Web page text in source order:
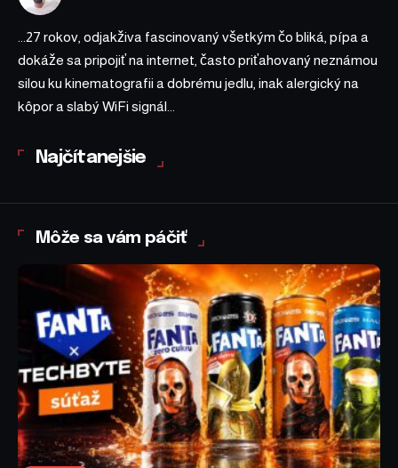
...27 rokov, odjakživa fascinovaný všetkým čo bliká, pípa a
dokáže sa pripojiť na internet, často priťahovaný neznámou
silou ku kinematografii a dobrému jedlu, inak alergický na
kôpor a slabý WiFi signál...
Najčítanejšie
Môže sa vám páčiť